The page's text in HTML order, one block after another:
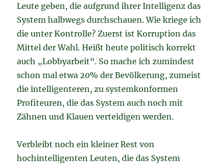
Leute geben, die aufgrund ihrer Intelligenz das
System halbwegs durchschauen. Wie kriege ich
die unter Kontrolle? Zuerst ist Korruption das
Mittel der Wahl. Heißt heute politisch korrekt
auch „Lobbyarbeit“. So mache ich zumindest
schon mal etwa 20% der Bevölkerung, zumeist
die intelligenteren, zu systemkonformen
Profiteuren, die das System auch noch mit
Zähnen und Klauen verteidigen werden.
Verbleibt noch ein kleiner Rest von
hochintelligenten Leuten, die das System